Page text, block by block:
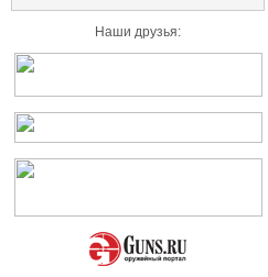
Наши друзья: